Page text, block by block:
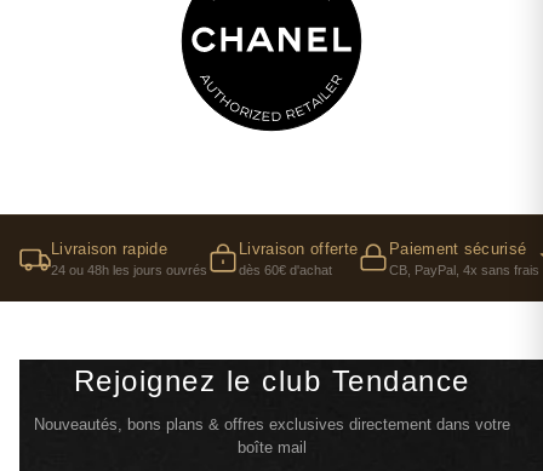
Livraison rapide
24 ou 48h les jours ouvrés
Livraison offerte
dès 60€ d'achat
Paiement sécurisé
CB, PayPal, 4x sans frais
Rejoignez le club Tendance
Nouveautés, bons plans & offres exclusives directement dans votre
boîte mail